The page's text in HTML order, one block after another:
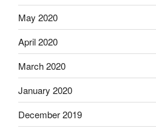
May 2020
April 2020
March 2020
January 2020
December 2019